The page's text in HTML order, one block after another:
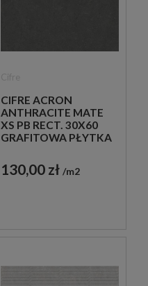
CIFRE ACRON
ANTHRACITE MATE
XS PB RECT. 30X60
GRAFITOWA PŁYTKA
130,00 zł m2